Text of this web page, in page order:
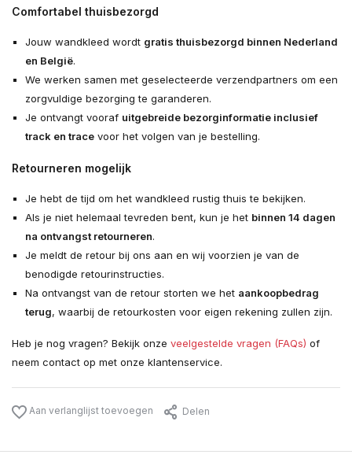
Comfortabel thuisbezorgd
Jouw wandkleed wordt gratis thuisbezorgd binnen Nederland
en België.
We werken samen met geselecteerde verzendpartners om een
zorgvuldige bezorging te garanderen.
Je ontvangt vooraf uitgebreide bezorginformatie inclusief
track en tracevoor het volgen van je bestelling.
Retourneren mogelijk
Je hebt de tijd om het wandkleed rustig thuis te bekijken.
Als je niet helemaal tevreden bent, kun je het binnen 14 dagen
na ontvangst retourneren.
Je meldt de retour bij ons aan en wij voorzien je van de
benodigde retourinstructies.
Na ontvangst van de retour storten we het aankoopbedrag
terug, waarbij de retourkosten voor eigen rekening zullen zijn.
Heb je nog vragen? Bekijk onze veelgestelde vragen (FAQs) of
neem contact op met onze klantenservice.
Aan verlanglijst toevoegen Delen